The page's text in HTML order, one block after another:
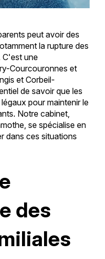
peut avoir des
la rupture des
C'est une
Courcouronnes et
et Corbeil-
de savoir que les
pour maintenir le
Notre cabinet,
se spécialise en
dans ces situations
des